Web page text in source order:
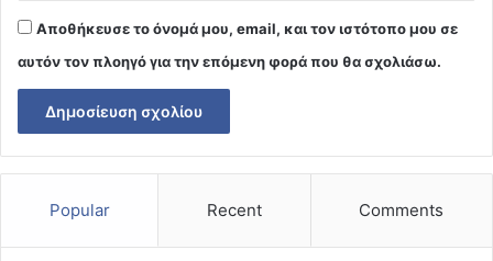
Αποθήκευσε το όνομά μου, email, και τον ιστότοπο μου σε
αυτόν τον πλοηγό για την επόμενη φορά που θα σχολιάσω.
Popular Recent Comments